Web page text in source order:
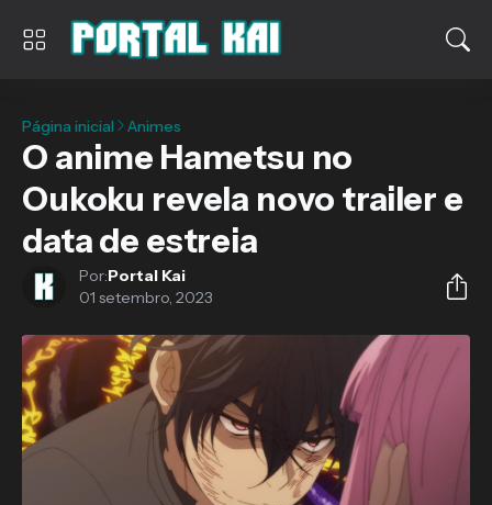
Página inicial Animes
O anime Hametsu no
Oukoku revela novo trailer e
data de estreia
Por:Portal Kai
01 setembro, 2023